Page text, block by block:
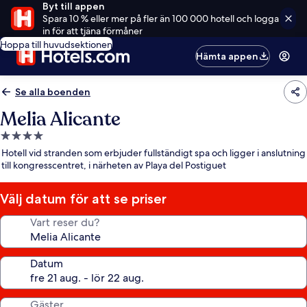
Byt till appen
Spara 10 % eller mer på fler än 100 000 hotell och logga
in för att tjäna förmåner
Hoppa till huvudsektionen
Hämta appen
Se alla boenden
Melia Alicante
4.0-
stjärnigt
boende
Hotell vid stranden som erbjuder fullständigt spa och ligger i anslutning
till kongresscentret, i närheten av Playa del Postiguet
Välj datum för att se priser
Vart reser du?
Datum